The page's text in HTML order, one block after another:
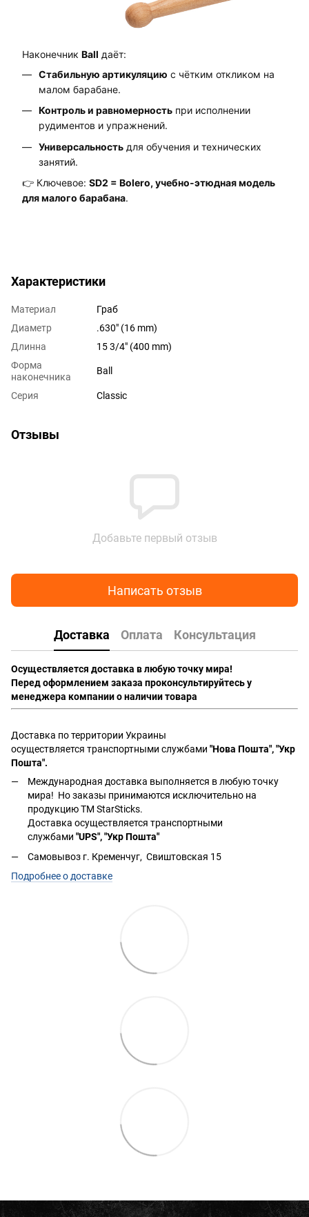
Наконечник Ball даёт:
Стабильную артикуляцию с чётким откликом на
малом барабане.
Контроль и равномерность при исполнении
рудиментов и упражнений.
Универсальность для обучения и технических
занятий.
👉 Ключевое: SD2 = Bolero, учебно-этюдная модель
для малого барабана.
Характеристики
Материал
Граб
Диаметр
.630" (16 mm)
Длинна
15 3/4" (400 mm)
Форма
наконечника
Ball
Серия Classic
Отзывы
Добавьте первый отзыв
Написать отзыв
Доставка Оплата Консультация
Осуществляется доставка в любую точку мира!
Перед оформлением заказа проконсультируйтесь у
менеджера компании о наличии товара
Доставка по территории Украины
осуществляется транспортными службами "Нова Пошта", "Укр
Пошта".
Международная доставка выполняется в любую точку
мира! Но заказы принимаются исключительно на
продукцию ТМ StarSticks.
Доставка осуществляется транспортными
службами "UPS", "Укр Пошта"
Самовывоз г. Кременчуг, Свиштовская 15
Подробнее о доставке